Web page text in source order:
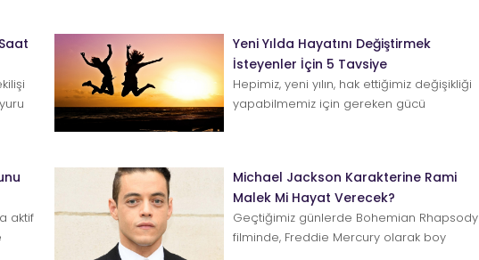
Yeni Yılda Hayatını Değiştirmek
İsteyenler İçin 5 Tavsiye
Hepimiz, yeni yılın, hak ettiğimiz değişikliği
yapabilmemiz için gereken gücü
aktif
Michael Jackson Karakterine Rami
Malek Mi Hayat Verecek?
Geçtiğimiz günlerde Bohemian Rhapsody
filminde, Freddie Mercury olarak boy